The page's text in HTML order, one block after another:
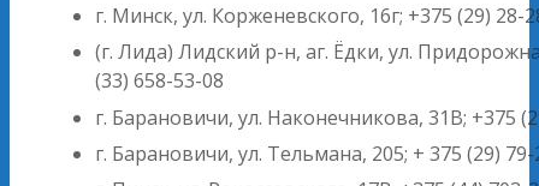
г. Минск, ул. Корженевского, 16г; +375 (29) 28-
(г. Лида) Лидский р-н, аг. Ёдки, ул.
(33) 658-53-08
г. Барановичи, ул. Наконечникова, 31В; +375
г. Барановичи, ул. Тельмана, 205; + 375 (29)